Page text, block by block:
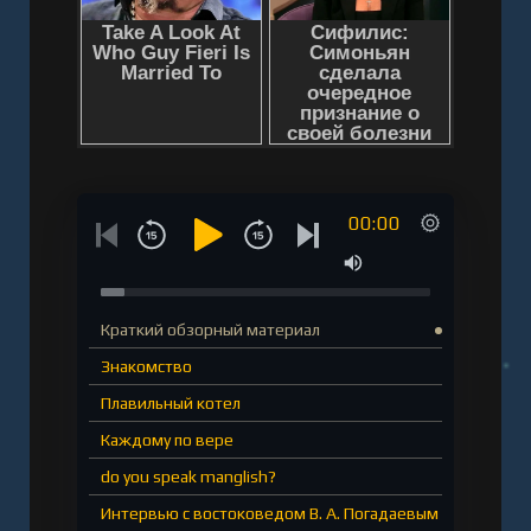
00:00
Краткий обзорный материал
Знакомство
Плавильный котел
Каждому по вере
do you speak manglish?
Интервью с востоковедом В. А. Погадаевым